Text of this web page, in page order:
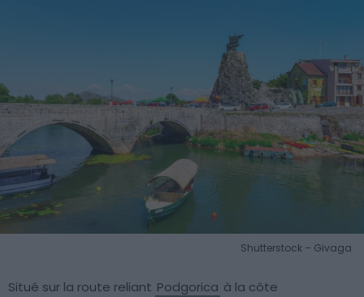
Shutterstock – Givaga
Situé sur la route reliant Podgorica à la côte